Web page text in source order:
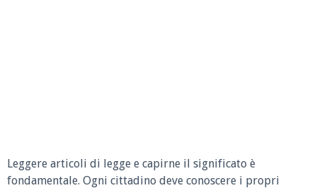
Leggere articoli di legge e capirne il significato è
fondamentale. Ogni cittadino deve conoscere i propri